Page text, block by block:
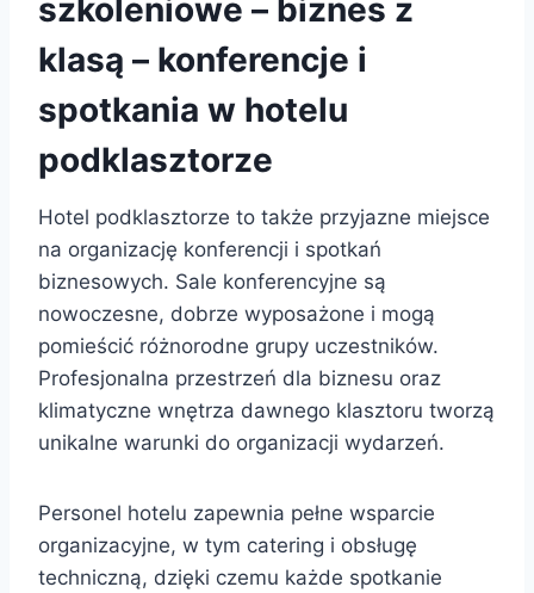
szkoleniowe – biznes z
klasą – konferencje i
spotkania w hotelu
podklasztorze
Hotel podklasztorze to także przyjazne miejsce
na organizację konferencji i spotkań
biznesowych. Sale konferencyjne są
nowoczesne, dobrze wyposażone i mogą
pomieścić różnorodne grupy uczestników.
Profesjonalna przestrzeń dla biznesu oraz
klimatyczne wnętrza dawnego klasztoru tworzą
unikalne warunki do organizacji wydarzeń.
Personel hotelu zapewnia pełne wsparcie
organizacyjne, w tym catering i obsługę
techniczną, dzięki czemu każde spotkanie